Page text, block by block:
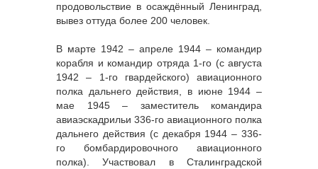
продовольствие в осаждённый Ленинград,
вывез оттуда более 200 человек.
В марте 1942 – апреле 1944 – командир
корабля и командир отряда 1-го (с августа
1942 – 1-го гвардейского) авиационного
полка дальнего действия, в июне 1944 –
мае 1945 – заместитель командира
авиаэскадрильи 336-го авиационного полка
дальнего действия (с декабря 1944 – 336-
го бомбардировочного авиационного
полка). Участвовал в Сталинградской